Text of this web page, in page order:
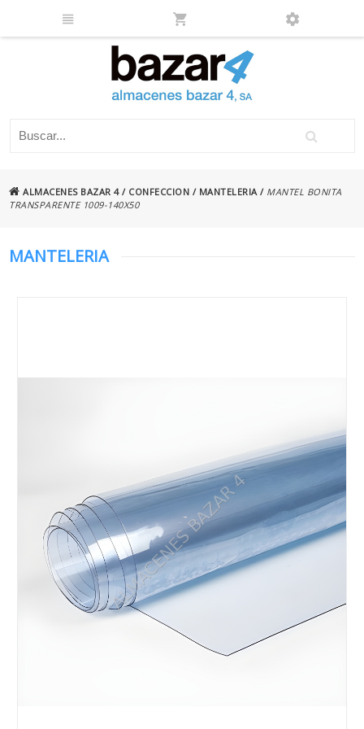
ALMACENES BAZAR 4/ CONFECCION / MANTELERIA / MANTEL BONITA
TRANSPARENTE 1009-140X50
MANTELERIA